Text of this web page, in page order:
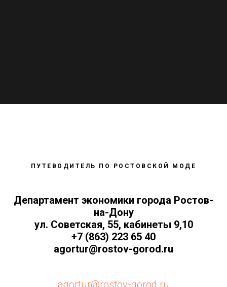
ПУТЕВОДИТЕЛЬ ПО РОСТОВСКОЙ МОДЕ
Департамент экономики города Ростов-
на-Дону
ул. Советская, 55, кабинеты 9,10
+7 (863) 223 65 40
agortur@rostov-gorod.ru
agortur@rostov-gorod.ru